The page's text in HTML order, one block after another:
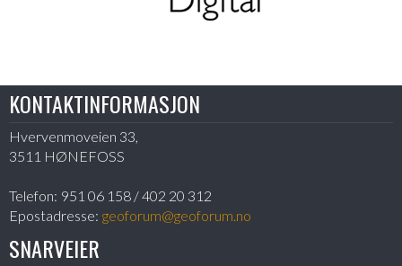
KONTAKTINFORMASJON
Hvervenmoveien 33,
3511 HØNEFOSS
Telefon: 951 06 158 / 402 20 312
Epostadresse: geoforum@geoforum.no
SNARVEIER